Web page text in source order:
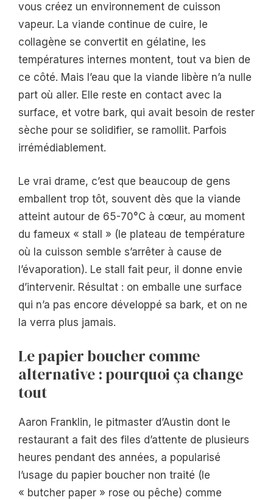
vous créez un environnement de cuisson
vapeur. La viande continue de cuire, le
collagène se convertit en gélatine, les
températures internes montent, tout va bien de
ce côté. Mais l’eau que la viande libère n’a nulle
part où aller. Elle reste en contact avec la
surface, et votre bark, qui avait besoin de rester
sèche pour se solidifier, se ramollit. Parfois
irrémédiablement.
Le vrai drame, c’est que beaucoup de gens
emballent trop tôt, souvent dès que la viande
atteint autour de 65-70°C à cœur, au moment
du fameux « stall » (le plateau de température
où la cuisson semble s’arrêter à cause de
l’évaporation). Le stall fait peur, il donne envie
d’intervenir. Résultat : on emballe une surface
qui n’a pas encore développé sa bark, et on ne
la verra plus jamais.
Le papier boucher comme
alternative : pourquoi ça change
tout
Aaron Franklin, le pitmaster d’Austin dont le
restaurant a fait des files d’attente de plusieurs
heures pendant des années, a popularisé
l’usage du papier boucher non traité (le
« butcher paper » rose ou pêche) comme